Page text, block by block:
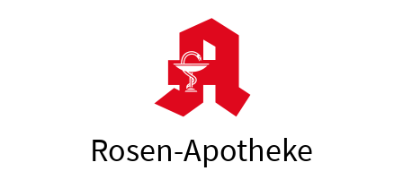
Rosen-Apotheke